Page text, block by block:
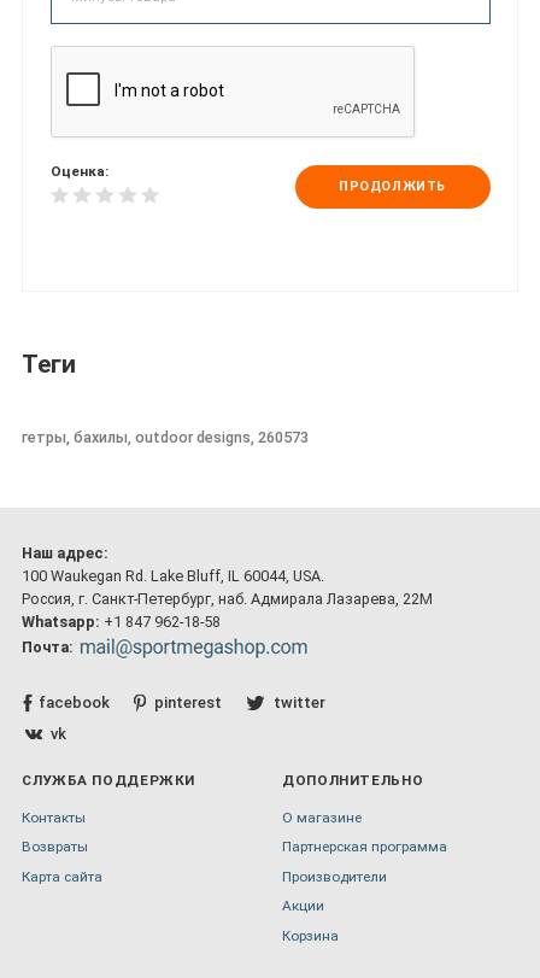
Оценка:
ПРОДОЛЖИТЬ
Теги
гетры, бахилы, outdoor designs, 260573
Наш адрес:
100 Waukegan Rd. Lake Bluff, IL 60044, USA.
Россия, г. Санкт-Петербург, наб. Адмирала Лазарева, 22М
Whatsapp: +1 847 962-18-58
Почта:
facebook pinterest
twitter
vk
СЛУЖБА ПОДДЕРЖКИ
Контакты
Возвраты
Карта сайта
ДОПОЛНИТЕЛЬНО
О магазине
Партнерская программа
Производители
Акции
Корзина